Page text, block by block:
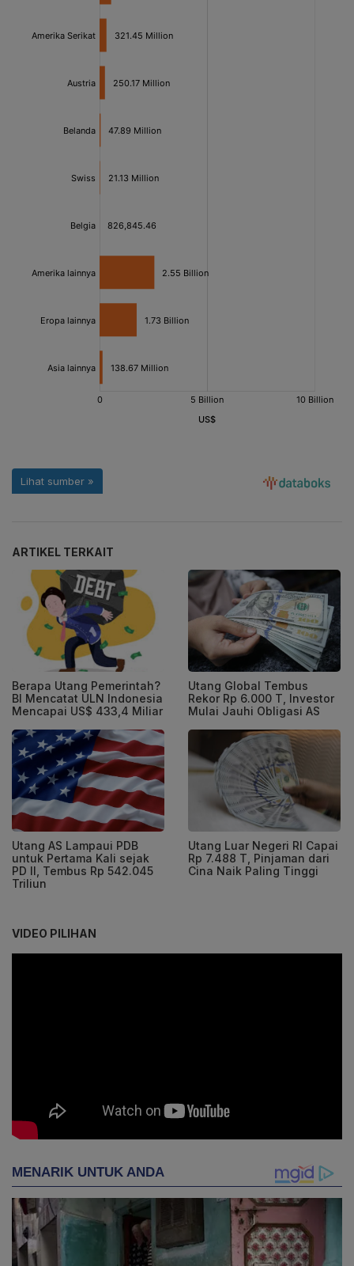
ARTIKEL TERKAIT
Berapa Utang Pemerintah?
BI Mencatat ULN Indonesia
Mencapai US$ 433,4 Miliar
Utang Global Tembus
Rekor Rp 6.000 T, Investor
Mulai Jauhi Obligasi AS
Utang AS Lampaui PDB
untuk Pertama Kali sejak
PD II, Tembus Rp 542.045
Triliun
Utang Luar Negeri RI Capai
Rp 7.488 T, Pinjaman dari
Cina Naik Paling Tinggi
VIDEO PILIHAN